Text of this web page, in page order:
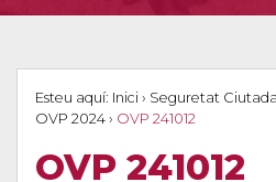
Esteu aquí: Inici › Seguretat
OVP 2024 › OVP 241012
OVP 241012